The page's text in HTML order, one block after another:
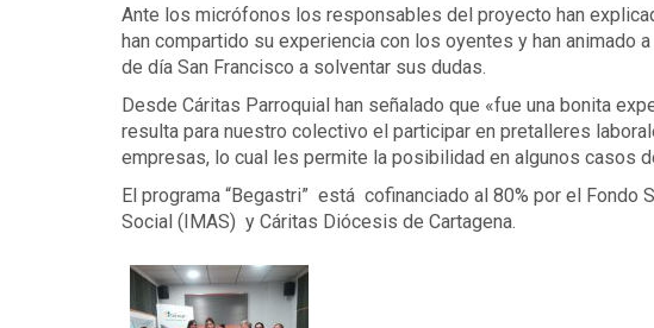
Ante los micrófonos los responsables del proyecto han
han compartido su experiencia con los oyentes y han animado
de día San Francisco a solventar sus dudas.
Desde Cáritas Parroquial han señalado que «fue una bonita
resulta para nuestro colectivo el participar en pretalleres
empresas, lo cual les permite la posibilidad en algunos casos
El programa “Begastri” está cofinanciado al 80% por el Fondo
Social (IMAS) y Cáritas Diócesis de Cartagena.